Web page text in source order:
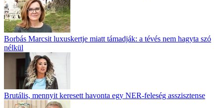
Borbás Marcsit luxuskertje miatt támadják: a tévés nem hagyta szó
nélkül
Brutális, mennyit keresett havonta egy NER-feleség asszisztense